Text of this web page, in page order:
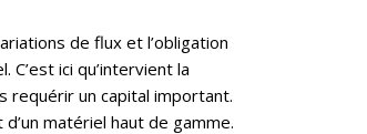
de flux et l’obligation
ici qu’intervient la
requérir un capital important.
matériel haut de gamme.